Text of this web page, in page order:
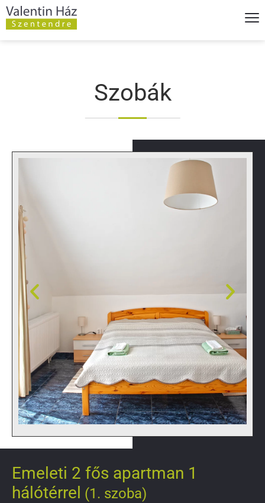
Szobák
Emeleti 2 fős apartman 1
hálótérrel (1. szoba)